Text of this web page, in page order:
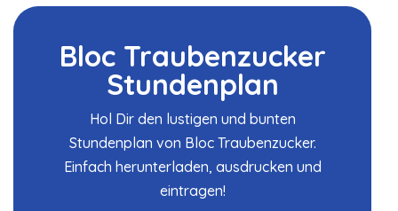
Bloc Traubenzucker
Stundenplan
Hol Dir den lustigen und bunten
Stundenplan von Bloc Traubenzucker.
Einfach herunterladen, ausdrucken und
eintragen!